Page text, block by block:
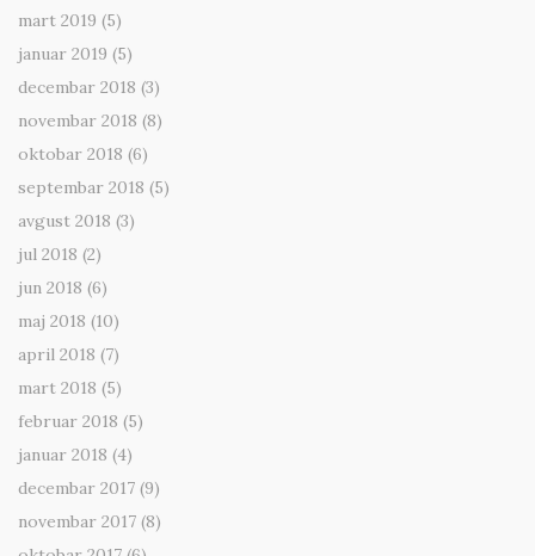
mart 2019 (5)
januar 2019 (5)
decembar 2018 (3)
novembar 2018 (8)
oktobar 2018 (6)
septembar 2018 (5)
avgust 2018 (3)
jul 2018 (2)
jun 2018 (6)
maj 2018 (10)
april 2018 (7)
mart 2018 (5)
februar 2018 (5)
januar 2018 (4)
decembar 2017 (9)
novembar 2017 (8)